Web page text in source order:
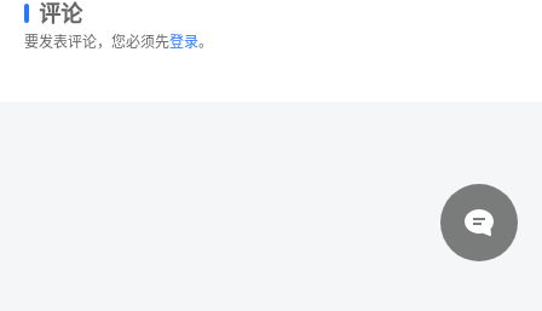
评论
要发表评论，您必须先登录。